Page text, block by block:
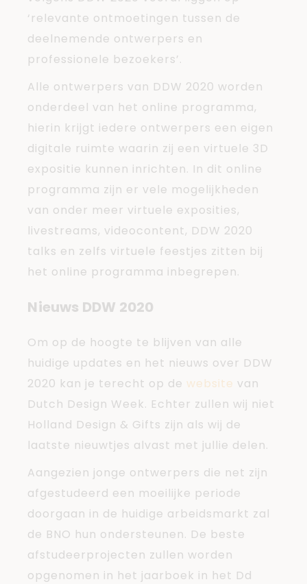
‘relevante ontmoetingen tussen de
deelnemende ontwerpers en
professionele bezoekers’.
Alle ontwerpers van DDW 2020 worden
onderdeel van het online programma,
hierin krijgt iedere ontwerpers een eigen
digitale ruimte waarin zij een virtuele 3D
expositie kunnen inrichten. In dit online
programma zijn er vele mogelijkheden
van onder meer virtuele exposities,
livestreams, videocontent, DDW 2020
talks en zelfs virtuele feestjes zitten bij
het online programma inbegrepen.
Nieuws DDW 2020
Om op de hoogte te blijven van alle
huidige updates en het nieuws over DDW
2020 kan je terecht op de website van
Dutch Design Week. Echter zullen wij niet
Holland Design & Gifts zijn als wij de
laatste nieuwtjes alvast met jullie delen.
Aangezien jonge ontwerpers die net zijn
afgestudeerd een moeilijke periode
doorgaan in de huidige arbeidsmarkt zal
de BNO hun ondersteunen. De beste
afstudeerprojecten zullen worden
opgenomen in het jaarboek in het Dd